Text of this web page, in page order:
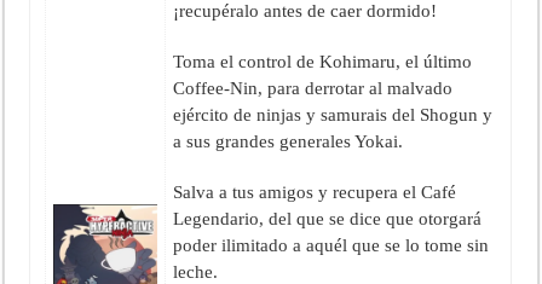
¡recupéralo antes de caer dormido!
Toma el control de Kohimaru, el último
Coffee-Nin, para derrotar al malvado
ejército de ninjas y samurais del Shogun y
a sus grandes generales Yokai.
Salva a tus amigos y recupera el Café
Legendario, del que se dice que otorgará
poder ilimitado a aquél que se lo tome sin
leche.